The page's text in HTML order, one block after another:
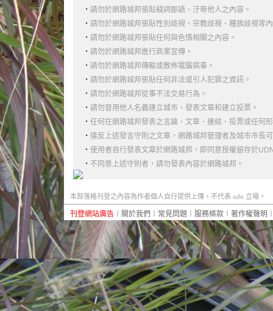
‧ 請勿於網路城邦張貼穢詞鄙語、汙辱他人之內容。
‧ 請勿於網路城邦張貼性別歧視、宗教歧視、種族歧視等
‧ 請勿於網路城邦張貼任何與色情相關之內容。
‧ 請勿於網路城邦進行商業宣傳。
‧ 請勿於網路城邦傳輸或散佈電腦病毒。
‧ 請勿於網路城邦張貼任何非法或引人犯罪之資訊。
‧ 請勿於網路城邦從事不法交易行為。
‧ 請勿冒用他人名義建立城市、發表文章和建立投票。
‧ 任何在網路城邦發表之言論、文章、連結、投票或任何
‧ 違反上述發言守則之文章，網路城邦管理者及城市市長
‧ 使用者自行發表文章於網路城邦，即同意授權留存於
‧ 不同意上述守則者，請勿發表內容於網路城邦。
本部落格刊登之內容為作者個人自行提供上傳，不代表 udn 立場。
刊登網站廣告 關於我們 常見問題 服務條款 著作權聲明